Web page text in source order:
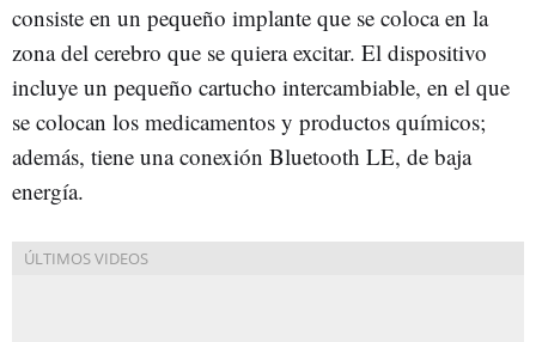
consiste en un pequeño implante que se coloca en la
zona del cerebro que se quiera excitar. El dispositivo
incluye un pequeño cartucho intercambiable, en el que
se colocan los medicamentos y productos químicos;
además, tiene una conexión Bluetooth LE, de baja
energía.